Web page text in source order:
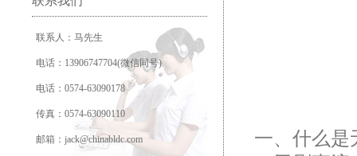
联系人：马先生
电话：13906747704(微信同号)
电话：0574-63090178
传真：0574-63090110
邮箱：jack@chinabldc.com
一、什么是